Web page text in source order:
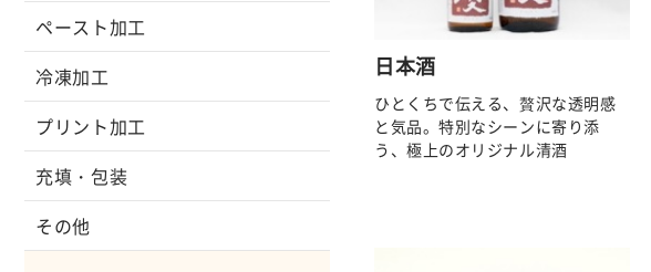
ペースト加工
冷凍加工
プリント加工
充填・包装
その他
日本酒
ひとくちで伝える、贅沢な透明感
と気品。特別なシーンに寄り添
う、極上のオリジナル清酒